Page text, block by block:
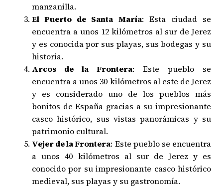
manzanilla.
El Puerto de Santa María: Esta ciudad se
encuentra a unos 12 kilómetros al sur de Jerez
y es conocida por sus playas, sus bodegas y su
historia.
Arcos de la Frontera: Este pueblo se
encuentra a unos 30 kilómetros al este de Jerez
y es considerado uno de los pueblos más
bonitos de España gracias a su impresionante
casco histórico, sus vistas panorámicas y su
patrimonio cultural.
Vejer de la Frontera: Este pueblo se encuentra
a unos 40 kilómetros al sur de Jerez y es
conocido por su impresionante casco histórico
medieval, sus playas y su gastronomía.